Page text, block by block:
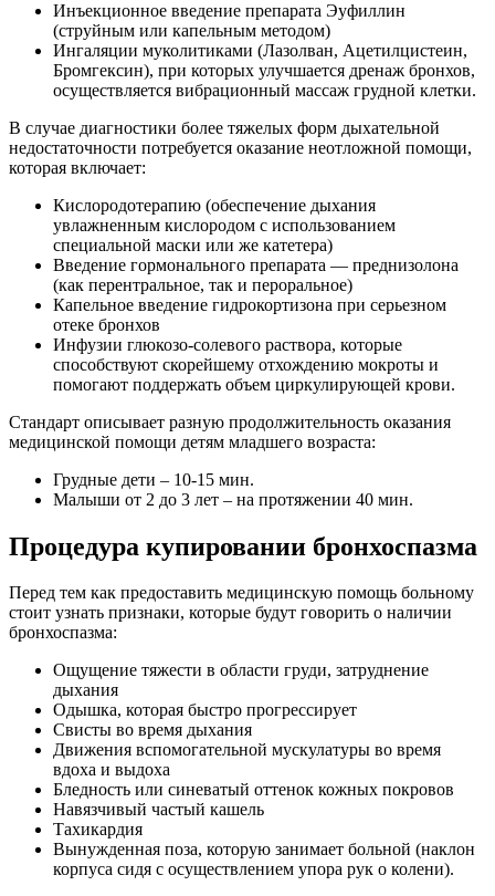
Инъекционное введение препарата Эуфиллин
(струйным или капельным методом)
Ингаляции муколитиками (Лазолван, Ацетилцистеин,
Бромгексин), при которых улучшается дренаж бронхов,
осуществляется вибрационный массаж грудной клетки.
В случае диагностики более тяжелых форм дыхательной
недостаточности потребуется оказание неотложной помощи,
которая включает:
Кислородотерапию (обеспечение дыхания
увлажненным кислородом с использованием
специальной маски или же катетера)
Введение гормонального препарата — преднизолона
(как перентральное, так и пероральное)
Капельное введение гидрокортизона при серьезном
отеке бронхов
Инфузии глюкозо-солевого раствора, которые
способствуют скорейшему отхождению мокроты и
помогают поддержать объем циркулирующей крови.
Стандарт описывает разную продолжительность оказания
медицинской помощи детям младшего возраста:
Грудные дети – 10-15 мин.
Малыши от 2 до 3 лет – на протяжении 40 мин.
Процедура купировании бронхоспазма
Перед тем как предоставить медицинскую помощь больному
стоит узнать признаки, которые будут говорить о наличии
бронхоспазма:
Ощущение тяжести в области груди, затруднение
дыхания
Одышка, которая быстро прогрессирует
Свисты во время дыхания
Движения вспомогательной мускулатуры во время
вдоха и выдоха
Бледность или синеватый оттенок кожных покровов
Навязчивый частый кашель
Тахикардия
Вынужденная поза, которую занимает больной (наклон
корпуса сидя с осуществлением упора рук о колени).